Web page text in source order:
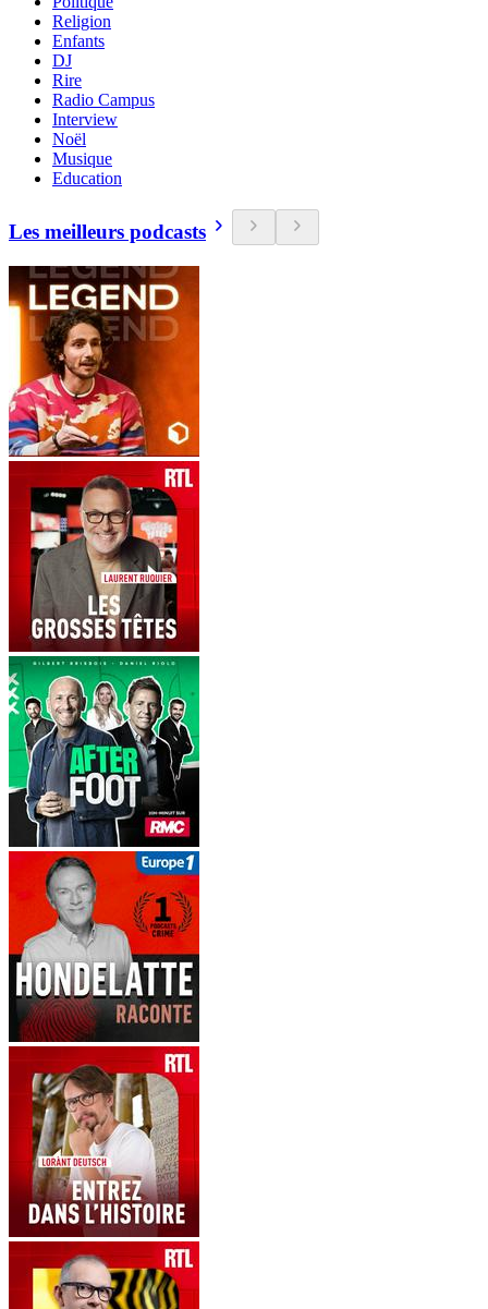
Religion
Enfants
DJ
Rire
Radio Campus
Interview
Noël
Musique
Education
Les meilleurs podcasts